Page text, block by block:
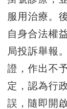
服用治療。
自身合法權
局投訴舉報
證，作出不
定，認為行
誤，隨即開